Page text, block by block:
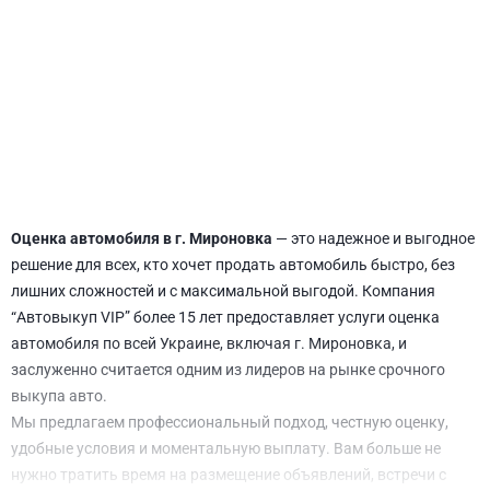
Оценка автомобиля в г. Мироновка — это надежное и выгодное
решение для всех, кто хочет продать автомобиль быстро, без
лишних сложностей и с максимальной выгодой. Компания
“Автовыкуп VIP” более 15 лет предоставляет услуги оценка
автомобиля по всей Украине, включая г. Мироновка, и
заслуженно считается одним из лидеров на рынке срочного
выкупа авто.
Мы предлагаем профессиональный подход, честную оценку,
удобные условия и моментальную выплату. Вам больше не
нужно тратить время на размещение объявлений, встречи с